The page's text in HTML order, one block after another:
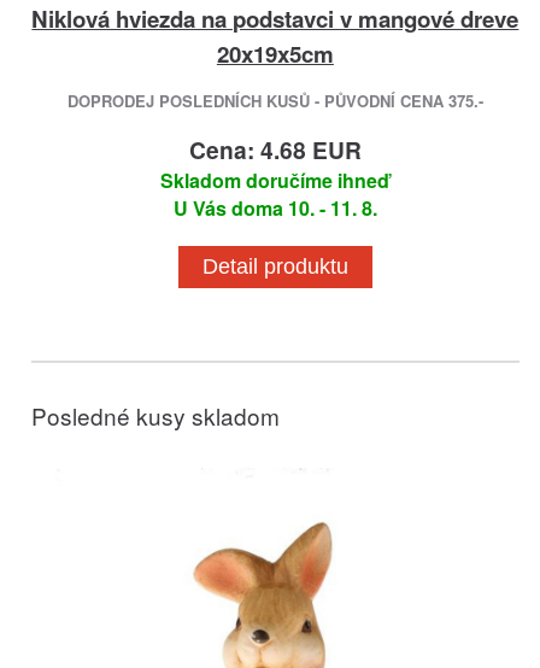
Niklová hviezda na podstavci v mangové dreve
20x19x5cm
DOPRODEJ POSLEDNÍCH KUSŮ - PŮVODNÍ CENA 375.-
Cena: 4.68 EUR
Skladom doručíme ihneď
U Vás doma 10. - 11. 8.
Detail produktu
Posledné kusy skladom